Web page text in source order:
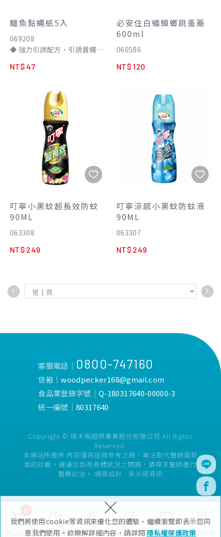
我們將使用cookie等資訊來優化您的體驗，繼續瀏覽即表示您同
意我們使用。欲瞭解詳細內容，請詳閱隱私權保護政策
×
鱷魚黏蠅紙5入
069208
◆ 強力引誘配方，引誘蒼蠅、
◆ 採用安全黏膠，無毒、無
◆ 特製黏膠黏力強，有效室溫
10度-35度不變質
◆首創四用先進設計，可折疊
直立、側立、懸掛
NT$ 47
必安住白蟻蟑螂跳蚤藥
600ml
060586
NT$ 120
叮寧小黑蚊超長效防蚊
90ML
063308
NT$ 249
叮寧涼感小黑蚊防蚊液
90ML
063307
NT$ 249
客服電話│ 0800-747160
信箱│woodpecker168@gmail.com
食品業登錄字號│Q-180317640-00000-3
統一編號│80317640
Copyright © 啄木鳥國際事業股份有限公司 All Rights
Reserved.
本網站所提供 內容僅為諮詢參考之用，無法取代醫師面對
面的診斷。建議您如有身體狀況之問題，請尋求醫師進行
醫療診治。 網頁設計 : 多米諾資訊
0
馬上結帳 瀏覽紀錄 會員專區 訂單查詢 追蹤清單 購物說明